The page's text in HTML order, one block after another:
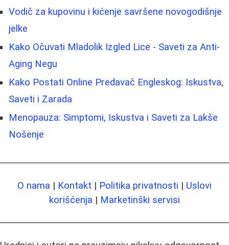
Vodič za kupovinu i kićenje savršene novogodišnje
jelke
Kako Očuvati Mladolik Izgled Lice - Saveti za Anti-
Aging Negu
Kako Postati Online Predavač Engleskog: Iskustva,
Saveti i Zarada
Menopauza: Simptomi, Iskustva i Saveti za Lakše
Nošenje
O nama | Kontakt | Politika privatnosti | Uslovi
korišćenja | Marketinški servisi